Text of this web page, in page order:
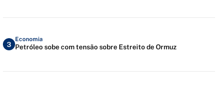
3
Economia
Petróleo sobe com tensão sobre Estreito de Ormuz